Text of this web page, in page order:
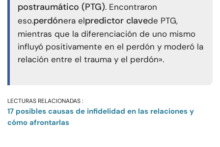
postraumático (PTG). Encontraron
eso.perdónera elpredictor clavede PTG,
mientras que la diferenciación de uno mismo
influyó positivamente en el perdón y moderó la
relación entre el trauma y el perdón».
LECTURAS RELACIONADAS :
17 posibles causas de infidelidad en las relaciones y
cómo afrontarlas